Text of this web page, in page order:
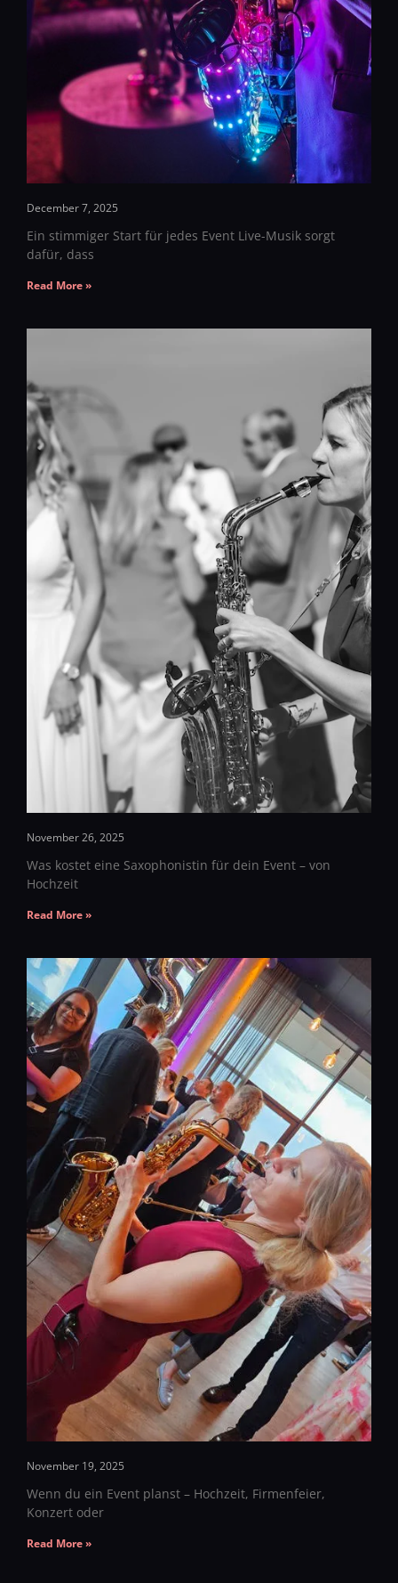
December 7, 2025
Ein stimmiger Start für jedes Event Live-Musik sorgt
dafür, dass
Read More »
November 26, 2025
Was kostet eine Saxophonistin für dein Event – von
Hochzeit
Read More »
November 19, 2025
Wenn du ein Event planst – Hochzeit, Firmenfeier,
Konzert oder
Read More »